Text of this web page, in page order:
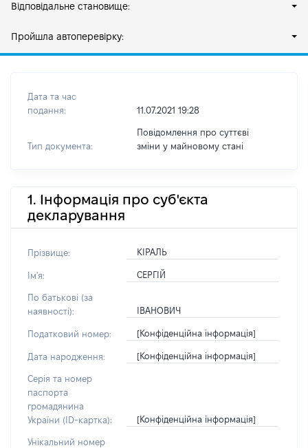
Відповідальне становище:
Пройшла автоперевірку:
Дата та час
подання:
11.07.2021 19:28
Тип документа:
Повідомлення про суттєві
зміни y майновому стані
1. Інформація про суб'єкта
декларування
Прізвище: КІРАЛЬ
Ім'я: СЕРГІЙ
По батькові (за
наявності):
ІВАНОВИЧ
Податковий номер: [Конфіденційна інформація]
Дата народження: [Конфіденційна інформація]
Серія та номер
паспорта
громадянина
України (ID-картка):
[Конфіденційна інформація]
Унікальний номер